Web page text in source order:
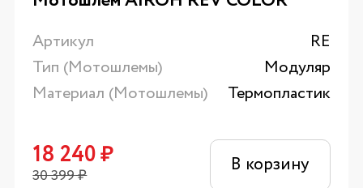
Артикул
RE
Тип (Мотошлемы)
Модуляр
Материал (Мотошлемы)
Термопластик
18 240₽
30 399₽ В корзину